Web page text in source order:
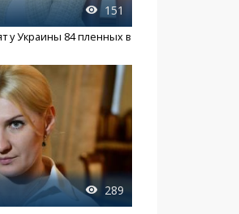
151
у Украины 84 пленных в
289